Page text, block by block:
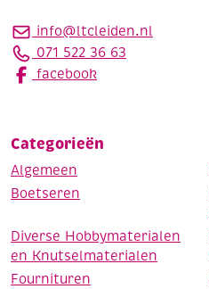
info@ltcleiden.nl
071 522 36 63
facebook
Categorieën
Algemeen
Boetseren
Diverse Hobbymaterialen
en Knutselmaterialen
Fournituren